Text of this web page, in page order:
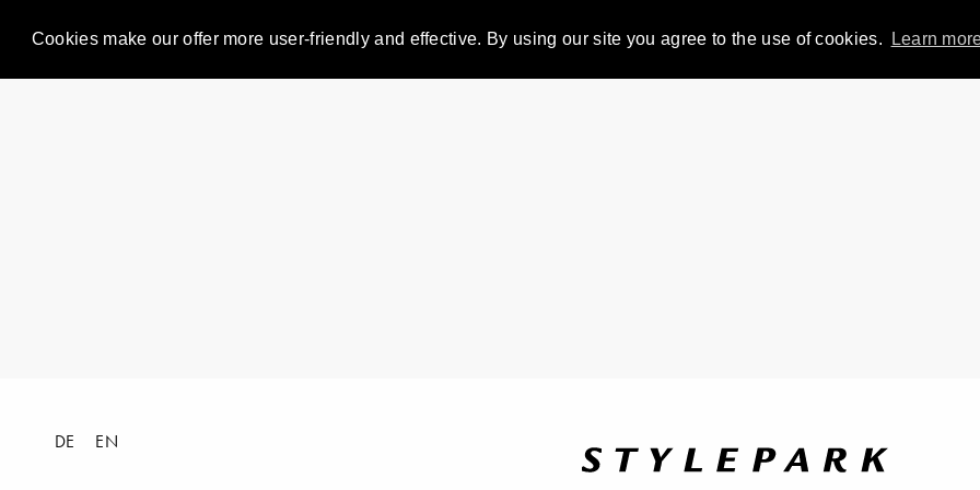
Cookies make our offer more user-friendly and effective. By using our site you agree to the use of cookies. Learn
DE EN